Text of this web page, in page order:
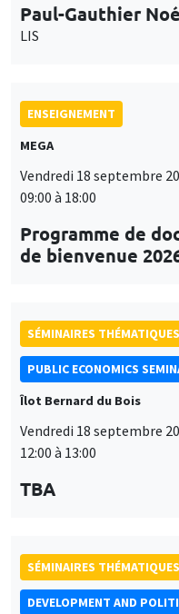
Paul-Gauthier Noé
LIS
ENSEIGNEMENT
MEGA
Vendredi 18 septembre
09:00 à 18:00
Programme de
de bienvenue
SÉMINAIRES THÉMATIQUES
PUBLIC ECONOMICS
Îlot Bernard du Bois
Vendredi 18 septembre
12:00 à 13:00
TBA
SÉMINAIRES THÉMATIQUES
DEVELOPMENT AND